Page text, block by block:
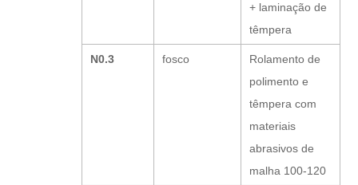
+ laminação de
têmpera
N0.3 fosco
Rolamento de
polimento e
têmpera com
materiais
abrasivos de
malha 100-120